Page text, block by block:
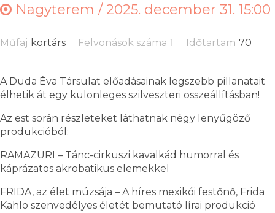
Nagyterem /2025. december 31. 15:00
Műfaj kortárs Felvonások száma 1 Időtartam 70
A Duda Éva Társulat előadásainak legszebb pillanatait
élhetik át egy különleges szilveszteri összeállításban!
Az est során részleteket láthatnak négy lenyűgöző
produkcióból:
RAMAZURI – Tánc-cirkuszi kavalkád humorral és
káprázatos akrobatikus elemekkel
FRIDA, az élet múzsája – A híres mexikói festőnő, Frida
Kahlo szenvedélyes életét bemutató lírai produkció